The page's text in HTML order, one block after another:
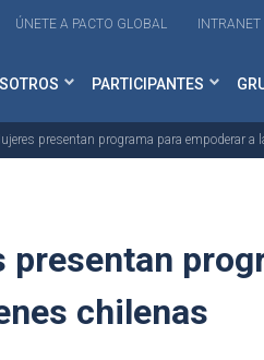
ÚNETE A PACTO GLOBAL INTRANET
PARTICIPANTES
presentan programa para empoderar a
presentan
chilenas